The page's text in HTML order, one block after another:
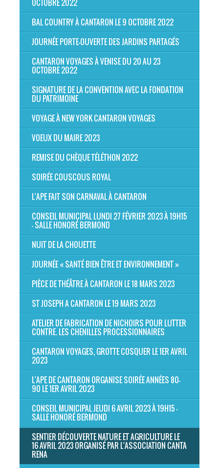
OCTOBRE 2022
BAL COUNTRY À CANTARON LE 9 OCTOBRE 2022
JOURNÉE PORTE-OUVERTE DES JARDINS PARTAGÉS
CANTARON VOYAGES À VENISE DU 20 AU 23
OCTOBRE 2022
SIGNATURE DE LA CONVENTION AVEC LA FONDATION
DU PATRIMOINE
VOYAGE À NEW YORK CANTARON VOYAGES
VOEUX DU MAIRE 2023
REMISE DU CHÈQUE TÉLÉTHON 2022
SOIRÉE COUSCOUS ROYAL
L'APE FAIT SON CARNAVAL À CANTARON
CONSEIL MUNICIPAL LUNDI 27 FÉVRIER 2023 À 19H15
- SALLE HONORÉ BERMOND
NUIT DE LA CHOUETTE
JOURNÉE « SANTÉ BIEN ÊTRE ET ENVIRONNEMENT »
PIÈCE DE THÉÂTRE À CANTARON LE 18 MARS 2023
ST JOSEPH A CANTARON LE 19 MARS 2023
ATELIER DE FABRICATION DE NICHOIRS POUR LUTTER
CONTRE. LES CHENILLES PROCESSIONNAIRES
CANTARON VOYAGES, GROTTE COSQUER LE 1ER AVRIL
2023
L'APE DE CANTARON ORGANISE SOIRÉE ANNÉES 80-
90 LE 1ER AVRIL 2023
CONSEIL MUNICIPAL JEUDI 6 AVRIL 2023 À 19H15 -
SALLE HONORÉ BERMOND
SENTIER DÉCOUVERTE NATURE ET AGRICULTURE LE
16 AVRIL 2023 ORGANISÉ PAR L'ASSOCIATION CANTA
RENA